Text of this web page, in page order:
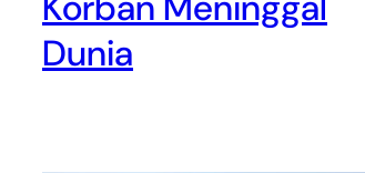
Dunia